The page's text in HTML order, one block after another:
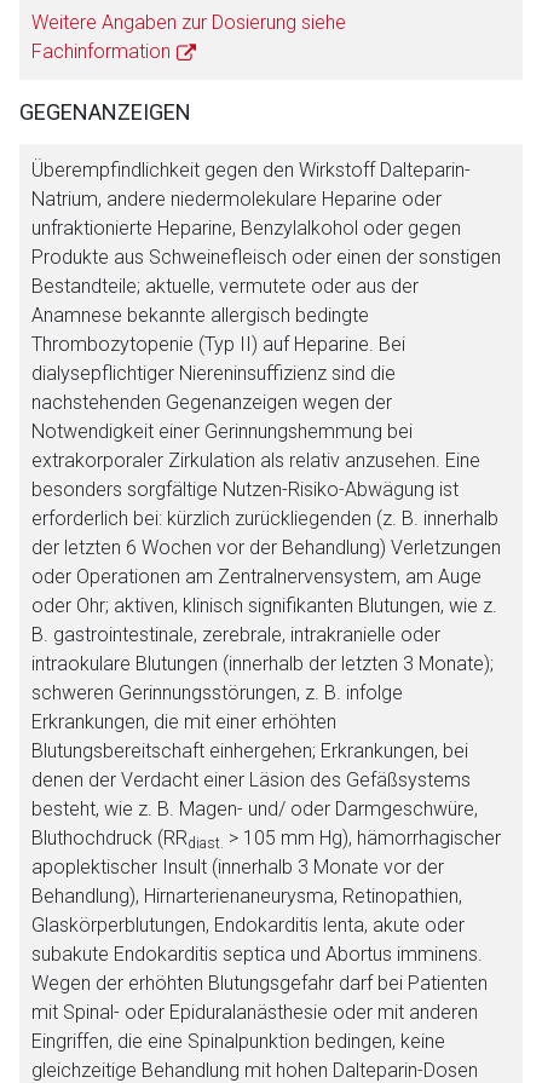
Weitere Angaben zur Dosierung siehe
Fachinformation
GEGENANZEIGEN
Überempfindlichkeit gegen den Wirkstoff Dalteparin-
Natrium, andere niedermolekulare Heparine oder
unfraktionierte Heparine, Benzylalkohol oder gegen
Produkte aus Schweinefleisch oder einen der sonstigen
Bestandteile; aktuelle, vermutete oder aus der
Anamnese bekannte allergisch bedingte
Thrombozytopenie (Typ II) auf Heparine. Bei
dialysepflichtiger Niereninsuffizienz sind die
nachstehenden Gegenanzeigen wegen der
Notwendigkeit einer Gerinnungshemmung bei
extrakorporaler Zirkulation als relativ anzusehen. Eine
besonders sorgfältige Nutzen-Risiko-Abwägung ist
erforderlich bei: kürzlich zurückliegenden (z. B. innerhalb
der letzten 6 Wochen vor der Behandlung) Verletzungen
oder Operationen am Zentralnervensystem, am Auge
oder Ohr; aktiven, klinisch signifikanten Blutungen, wie z.
B. gastrointestinale, zerebrale, intrakranielle oder
intraokulare Blutungen (innerhalb der letzten 3 Monate);
schweren Gerinnungsstörungen, z. B. infolge
Erkrankungen, die mit einer erhöhten
Blutungsbereitschaft einhergehen; Erkrankungen, bei
denen der Verdacht einer Läsion des Gefäßsystems
besteht, wie z. B. Magen- und/ oder Darmgeschwüre,
Bluthochdruck (RRdiast. > 105 mm Hg), hämorrhagischer
apoplektischer Insult (innerhalb 3 Monate vor der
Behandlung), Hirnarterienaneurysma, Retinopathien,
Glaskörperblutungen, Endokarditis lenta, akute oder
subakute Endokarditis septica und Abortus imminens.
Wegen der erhöhten Blutungsgefahr darf bei Patienten
mit Spinal- oder Epiduralanästhesie oder mit anderen
Eingriffen, die eine Spinalpunktion bedingen, keine
gleichzeitige Behandlung mit hohen Dalteparin-Dosen